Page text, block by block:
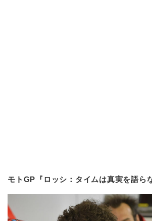
モトGP『ロッシ：タイムは真実を語ら